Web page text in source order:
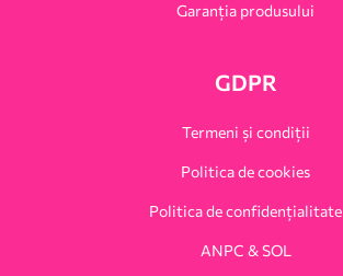
Garanția produsului
GDPR
Termeni și condiții
Politica de cookies
Politica de confidențialitate
ANPC & SOL